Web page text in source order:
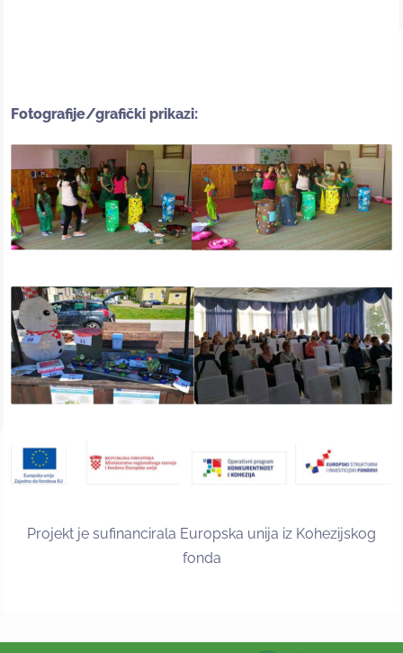
Fotografije/grafički prikazi:
Projekt je sufinancirala Europska unija iz Kohezijskog
fonda